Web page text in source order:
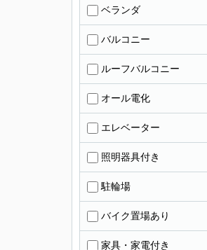
ベランダ
バルコニー
ルーフバルコニー
オール電化
エレベーター
照明器具付き
駐輪場
バイク置場あり
家具・家電付き